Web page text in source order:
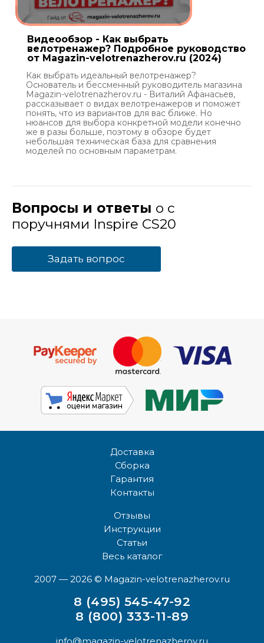
Видеообзор - Как выбрать
велотренажер? Подробное руководство
от Magazin-velotrenazherov.ru (2024)
Как выбрать идеальный велотренажер?
Основатель и бессменный руководитель магазина
Magazin-velotrenazherov.ru - Виталий Афанасьев,
рассказывает о видах велотренажеров и поможет
понять, что из вариантов для вас ближе. Но
нюансов для выбора конкретной модели конечно
же в разы больше, поэтому в обзоре будет
небольшая техническая база для сравнения
моделей по основным параметрам.
Вопросы и ответы о с
поручнями Inspire CS20
Задать вопрос
Доставка
Сборка
Гарантия
Контакты
Отзывы
Инструкции
Статьи
Весь каталог
2007 — 2026 © Magazin-velotrenazherov.ru
8 (495) 545-47-92
8 (800) 333-11-89